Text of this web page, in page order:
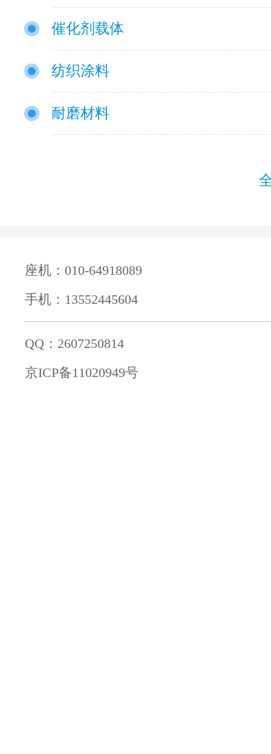
催化剂载体
纺织涂料
耐磨材料
座机：010-64918089
手机：13552445604
QQ：2607250814
京ICP备11020949号